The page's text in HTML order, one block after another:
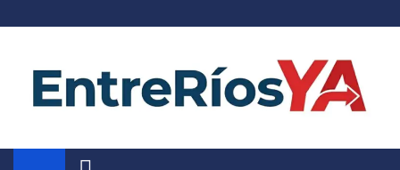
Noticias de Entre Ríos
Información de toda la provincia ahora